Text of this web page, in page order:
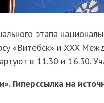
этапа
«Витебск» и XXX
в 11.30 и 16.30.
Гиперссылка на